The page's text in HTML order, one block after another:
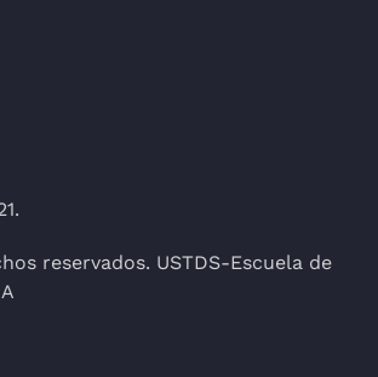
reservados. USTDS-Escuela de